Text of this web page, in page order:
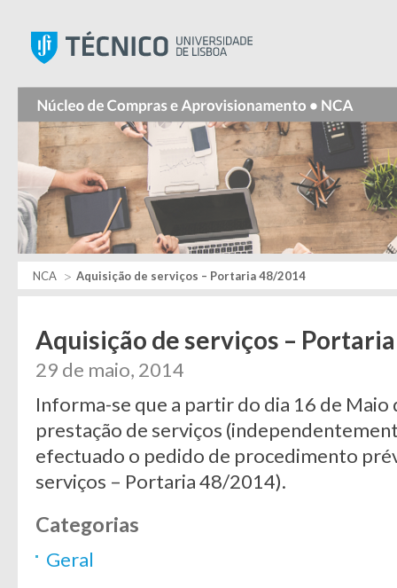
NCA Aquisição de serviços – Portaria 48/2014
Aquisição de serviços –
29 de maio, 2014
Informa-se que a partir do dia 16 de Maio
prestação de serviços
efectuado o pedido de procedimento
serviços – Portaria 48/2014).
Categorias
Geral